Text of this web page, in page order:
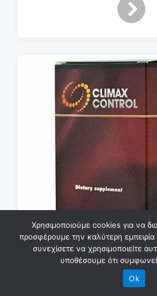
Χρησιμοποιούμε cookies για να
προσφέρουμε την καλύτερη
συνεχίσετε να χρησιμοποιείτε
υποθέσουμε ότι
Ok